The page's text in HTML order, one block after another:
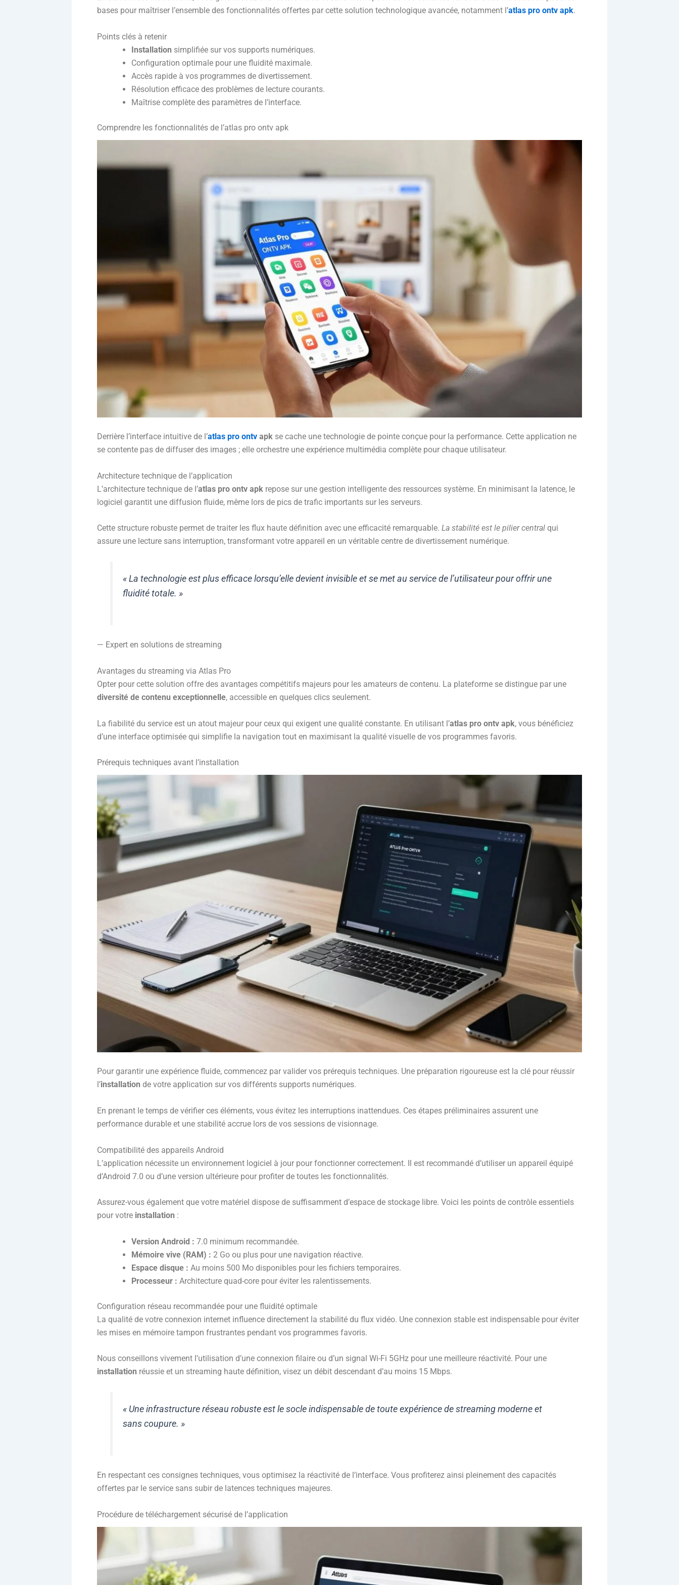
bases pour maîtriser l’ensemble des fonctionnalités offertes par cette solution technologique avancée, notamment l’atlas pro ontv apk.
Points clés à retenir
Installation simplifiée sur vos supports numériques.
Configuration optimale pour une fluidité maximale.
Accès rapide à vos programmes de divertissement.
Résolution efficace des problèmes de lecture courants.
Maîtrise complète des paramètres de l’interface.
Comprendre les fonctionnalités de l’atlas pro ontv apk
Derrière l’interface intuitive de l’atlas pro ontv apk se cache une technologie de pointe conçue pour la performance. Cette application ne
se contente pas de diffuser des images ; elle orchestre une expérience multimédia complète pour chaque utilisateur.
Architecture technique de l’application
L’architecture technique de l’atlas pro ontv apk repose sur une gestion intelligente des ressources système. En minimisant la latence, le
logiciel garantit une diffusion fluide, même lors de pics de trafic importants sur les serveurs.
Cette structure robuste permet de traiter les flux haute définition avec une efficacité remarquable. La stabilité est le pilier central qui
assure une lecture sans interruption, transformant votre appareil en un véritable centre de divertissement numérique.
« La technologie est plus efficace lorsqu’elle devient invisible et se met au service de l’utilisateur pour offrir une
fluidité totale. »
— Expert en solutions de streaming
Avantages du streaming via Atlas Pro
Opter pour cette solution offre des avantages compétitifs majeurs pour les amateurs de contenu. La plateforme se distingue par une
diversité de contenu exceptionnelle, accessible en quelques clics seulement.
La fiabilité du service est un atout majeur pour ceux qui exigent une qualité constante. En utilisant l’atlas pro ontv apk, vous bénéficiez
d’une interface optimisée qui simplifie la navigation tout en maximisant la qualité visuelle de vos programmes favoris.
Prérequis techniques avant l’installation
Pour garantir une expérience fluide, commencez par valider vos prérequis techniques. Une préparation rigoureuse est la clé pour réussir
l’installation de votre application sur vos différents supports numériques.
En prenant le temps de vérifier ces éléments, vous évitez les interruptions inattendues. Ces étapes préliminaires assurent une
performance durable et une stabilité accrue lors de vos sessions de visionnage.
Compatibilité des appareils Android
L’application nécessite un environnement logiciel à jour pour fonctionner correctement. Il est recommandé d’utiliser un appareil équipé
d’Android 7.0 ou d’une version ultérieure pour profiter de toutes les fonctionnalités.
Assurez-vous également que votre matériel dispose de suffisamment d’espace de stockage libre. Voici les points de contrôle essentiels
pour votre installation :
Version Android : 7.0 minimum recommandée.
Mémoire vive (RAM) : 2 Go ou plus pour une navigation réactive.
Espace disque : Au moins 500 Mo disponibles pour les fichiers temporaires.
Processeur : Architecture quad-core pour éviter les ralentissements.
Configuration réseau recommandée pour une fluidité optimale
La qualité de votre connexion internet influence directement la stabilité du flux vidéo. Une connexion stable est indispensable pour éviter
les mises en mémoire tampon frustrantes pendant vos programmes favoris.
Nous conseillons vivement l’utilisation d’une connexion filaire ou d’un signal Wi-Fi 5GHz pour une meilleure réactivité. Pour une
installation réussie et un streaming haute définition, visez un débit descendant d’au moins 15 Mbps.
« Une infrastructure réseau robuste est le socle indispensable de toute expérience de streaming moderne et
sans coupure. »
En respectant ces consignes techniques, vous optimisez la réactivité de l’interface. Vous profiterez ainsi pleinement des capacités
offertes par le service sans subir de latences techniques majeures.
Procédure de téléchargement sécurisé de l’application